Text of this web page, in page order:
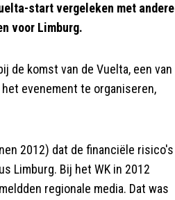
start vergeleken met andere
voor Limburg.
de komst van de Vuelta, een van
evenement te organiseren,
2012) dat de financiële risico's
Limburg. Bij het WK in 2012
regionale media. Dat was